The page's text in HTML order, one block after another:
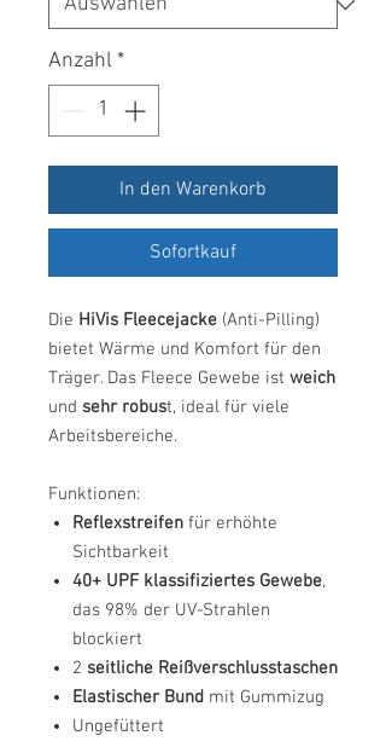
Anzahl *
In den Warenkorb
Sofortkauf
Die HiVis Fleecejacke (Anti-Pilling)
bietet Wärme und Komfort für den
Träger. Das Fleece Gewebe ist weich
und sehr robust, ideal für viele
Arbeitsbereiche.
Funktionen:
Reflexstreifen für erhöhte
Sichtbarkeit
40+ UPF klassifiziertes Gewebe,
das 98% der UV-Strahlen
blockiert
2 seitliche Reißverschlusstaschen
Elastischer Bund mit Gummizug
Ungefüttert